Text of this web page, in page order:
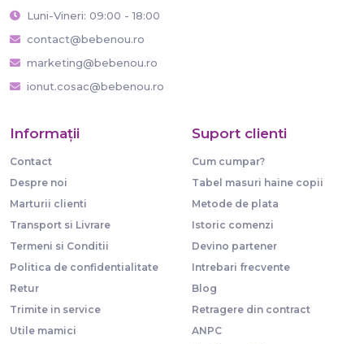
Luni-Vineri: 09:00 - 18:00
contact@bebenou.ro
marketing@bebenou.ro
ionut.cosac@bebenou.ro
Informaţii
Contact
Despre noi
Marturii clienti
Transport si Livrare
Termeni si Conditii
Politica de confidentialitate
Retur
Trimite in service
Utile mamici
Suport clienti
Cum cumpar?
Tabel masuri haine copii
Metode de plata
Istoric comenzi
Devino partener
Intrebari frecvente
Blog
Retragere din contract
ANPC